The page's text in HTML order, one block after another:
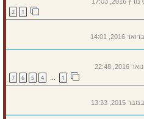
2
…
4
5
6
7